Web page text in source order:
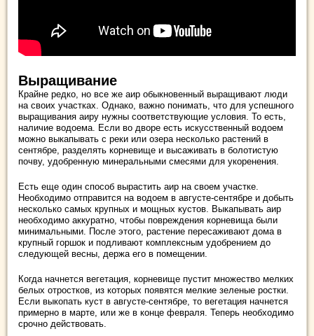
Выращивание
Крайне редко, но все же аир обыкновенный выращивают люди
на своих участках. Однако, важно понимать, что для успешного
выращивания аиру нужны соответствующие условия. То есть,
наличие водоема. Если во дворе есть искусственный водоем
можно выкапывать с реки или озера несколько растений в
сентябре, разделять корневище и высаживать в болотистую
почву, удобренную минеральными смесями для укоренения.
Есть еще один способ вырастить аир на своем участке.
Необходимо отправится на водоем в августе-сентябре и добыть
несколько самых крупных и мощных кустов. Выкапывать аир
необходимо аккуратно, чтобы повреждения корневища были
минимальными. После этого, растение пересаживают дома в
крупный горшок и подливают комплексным удобрением до
следующей весны, держа его в помещении.
Когда начнется вегетация, корневище пустит множество мелких
белых отростков, из которых появятся мелкие зеленые ростки.
Если выкопать куст в августе-сентябре, то вегетация начнется
примерно в марте, или же в конце февраля. Теперь необходимо
срочно действовать.